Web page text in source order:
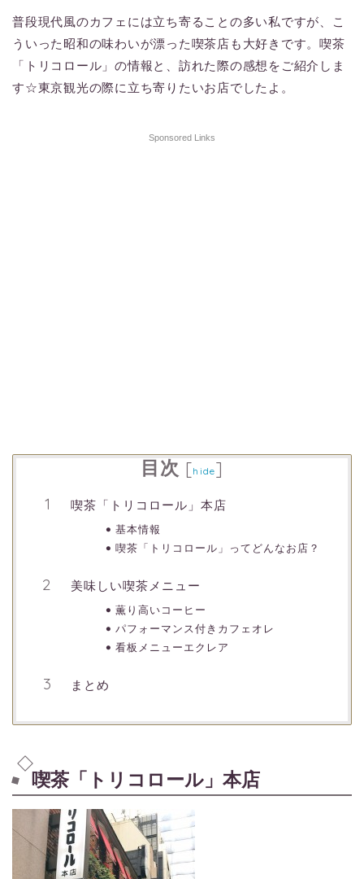
普段現代風のカフェには立ち寄ることの多い私ですが、こ
ういった昭和の味わいが漂った喫茶店も大好きです。喫茶
「トリコロール」の情報と、訪れた際の感想をご紹介しま
す☆東京観光の際に立ち寄りたいお店でしたよ。
Sponsored Links
目次 [hide]
喫茶「トリコロール」本店
基本情報
喫茶「トリコロール」ってどんなお店？
美味しい喫茶メニュー
薫り高いコーヒー
パフォーマンス付きカフェオレ
看板メニューエクレア
まとめ
喫茶「トリコロール」本店